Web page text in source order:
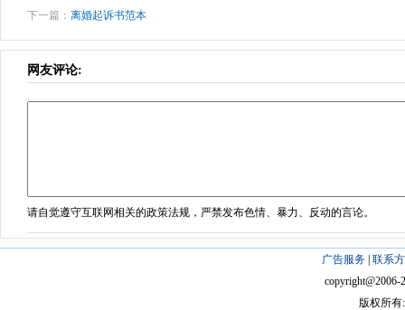
下一篇： 离婚起诉书范本
网友评论:
请自觉遵守互联网相关的政策法规，严禁发布色情、暴力、反动的言论。
广告服务| 联系
copyright@2006-
版权所有: